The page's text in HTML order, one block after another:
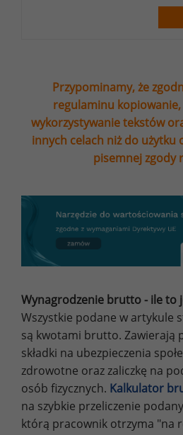
Przypominamy, że
regulaminu
wykorzystywanie tekstów
innych celach niż do użytku
pisemnej zgody
Wynagrodzenie brutto - ile to
Wszystkie podane w artykule
są kwotami brutto. Zawierają
składki na ubezpieczenia
zdrowotne oraz zaliczkę na
osób fizycznych. Kalkulator
na szybkie przeliczenie
którą pracownik otrzyma "na